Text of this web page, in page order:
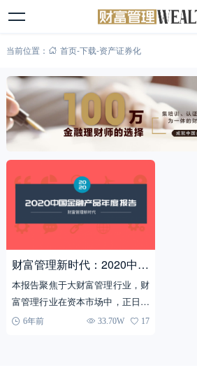
当前位置： 首页-下载-资产证券化
财富管理新时代：2020中国
金融产品年度报告
本报告聚焦于大财富管理行业，财
富管理行业在资本市场中，正日益
承载...
6年前 33.70W 17